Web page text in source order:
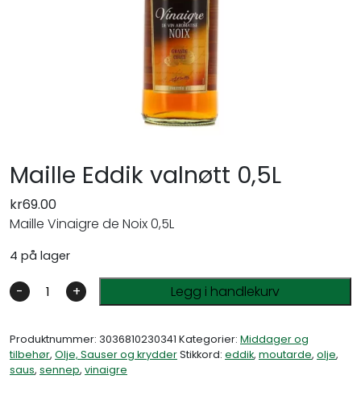
Maille Eddik valnøtt 0,5L
kr69.00
Maille Vinaigre de Noix 0,5L
4 på lager
- + Legg i handlekurv
Produktnummer: 3036810230341 Kategorier: Middager og
tilbehør, Olje, Sauser og krydderStikkord: eddik, moutarde, olje,
saus, sennep, vinaigre